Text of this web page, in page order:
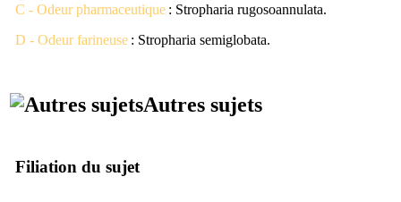
C - Odeur pharmaceutique : Stropharia rugosoannulata.
D - Odeur farineuse : Stropharia semiglobata.
Autres sujets
Filiation du sujet